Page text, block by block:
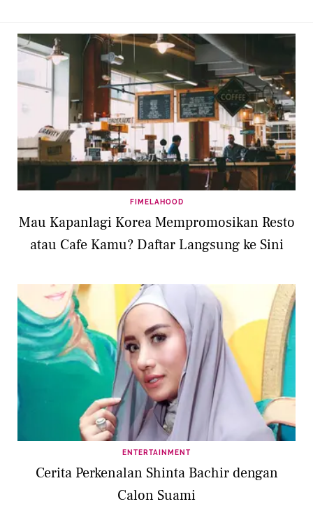
FIMELAHOOD
Mau Kapanlagi Korea Mempromosikan Resto
atau Cafe Kamu? Daftar Langsung ke Sini
ENTERTAINMENT
Cerita Perkenalan Shinta Bachir dengan
Calon Suami